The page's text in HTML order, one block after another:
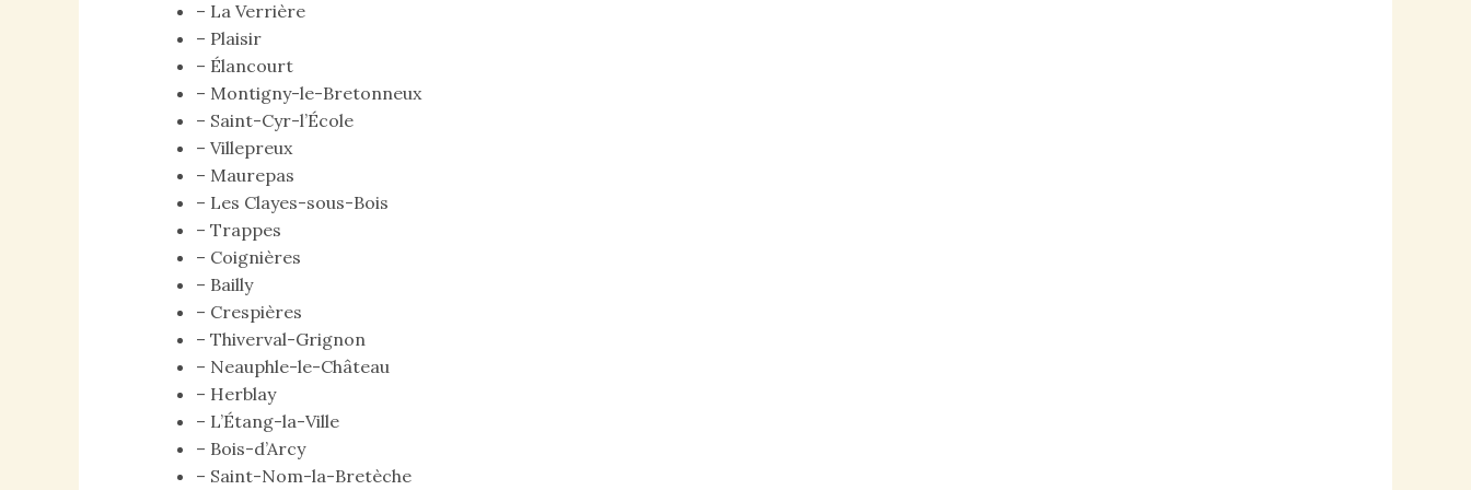
– La Verrière
– Plaisir
– Élancourt
– Montigny-le-Bretonneux
– Saint-Cyr-l’École
– Villepreux
– Maurepas
– Les Clayes-sous-Bois
– Trappes
– Coignières
– Bailly
– Crespières
– Thiverval-Grignon
– Neauphle-le-Château
– Herblay
– L’Étang-la-Ville
– Bois-d’Arcy
– Saint-Nom-la-Bretèche